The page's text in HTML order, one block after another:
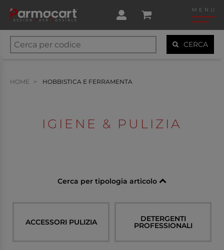
MENU
CERCA
HOME HOBBISTICA E FERRAMENTA
IGIENE & PULIZIA
Cerca per tipologia articolo
ACCESSORI PULIZIA DETERGENTI
PROFESSIONALI